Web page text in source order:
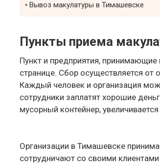
Вывоз макулатуры в Тимашевске
Пункты приема
Пункт и предприятия,
странице. Сбор осуществляется
Каждый человек и организация
сотрудники заплатят хорошие
мусорный контейнер,
Организации в Тимашевске
сотрудничают со своими